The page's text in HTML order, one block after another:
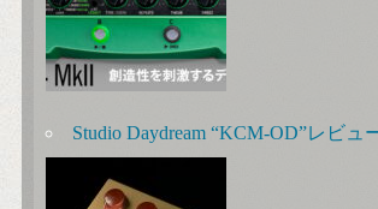
Studio Daydream “KCM-OD”レビュ